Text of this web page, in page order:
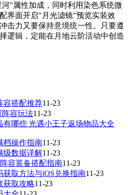
"属性加成，同时利用染色系统微
界面开启"月光滤镜"预览实装效
击力又要保持意境统一性。只要遵
逻辑，定能在月地云阶活动中创造
容搭配推荐11-23
阵容玩法11-23
有哪些 光遇小王子返场物品大全
档操作指南11-23
级数据详解11-23
容装备搭配指南11-23
获取方法与iOS兑换指南11-23
获取攻略11-23